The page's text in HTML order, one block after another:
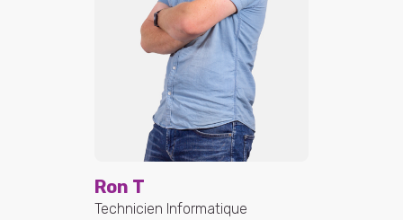
Ron T
Technicien Informatique